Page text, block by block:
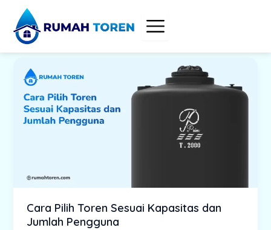
content
Cara Pilih Toren Sesuai Kapasitas dan
Jumlah Pengguna